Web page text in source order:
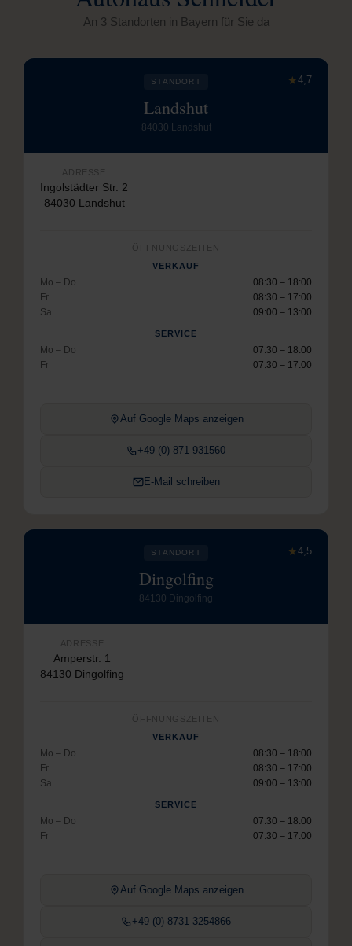
An 3 Standorten in Bayern für Sie da
★4,7
STANDORT
Landshut
84030 Landshut
ADRESSE
Ingolstädter Str. 2
84030 Landshut
ÖFFNUNGSZEITEN
VERKAUF
Mo – Do
08:30 – 18:00
Fr
08:30 – 17:00
Sa
09:00 – 13:00
SERVICE
Mo – Do
07:30 – 18:00
Fr
07:30 – 17:00
Auf Google Maps anzeigen
+49 (0) 871 931560
E-Mail schreiben
★4,5
STANDORT
Dingolfing
84130 Dingolfing
ADRESSE
Amperstr. 1
84130 Dingolfing
ÖFFNUNGSZEITEN
VERKAUF
Mo – Do
08:30 – 18:00
Fr
08:30 – 17:00
Sa
09:00 – 13:00
SERVICE
Mo – Do
07:30 – 18:00
Fr
07:30 – 17:00
Auf Google Maps anzeigen
+49 (0) 8731 3254866